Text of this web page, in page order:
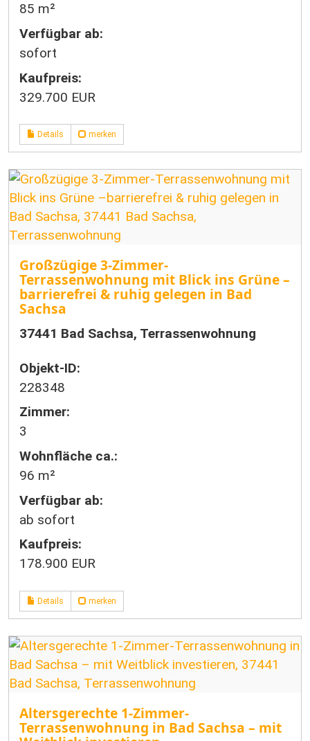
85 m²
Verfügbar ab:
sofort
Kaufpreis:
329.700 EUR
Details merken
Großzügige 3-Zimmer-
Terrassenwohnung mit Blick ins Grüne –
barrierefrei & ruhig gelegen in Bad
Sachsa
37441 Bad Sachsa, Terrassenwohnung
Objekt-ID:
228348
Zimmer:
3
Wohnfläche ca.:
96 m²
Verfügbar ab:
ab sofort
Kaufpreis:
178.900 EUR
Details merken
Altersgerechte 1-Zimmer-
Terrassenwohnung in Bad Sachsa – mit